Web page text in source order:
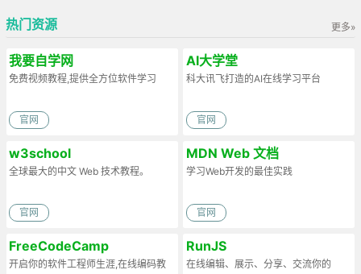
更多»
热门资源
我要自学网
免费视频教程,提供全方位软件学习
官网
AI大学堂
科大讯飞打造的AI在线学习平台
官网
w3school
全球最大的中文 Web 技术教程。
官网
MDN Web 文档
学习Web开发的最佳实践
官网
FreeCodeCamp
开启你的软件工程师生涯,在线编码教
RunJS
在线编辑、展示、分享、交流你的